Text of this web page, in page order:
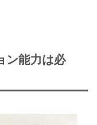
ン能力は必